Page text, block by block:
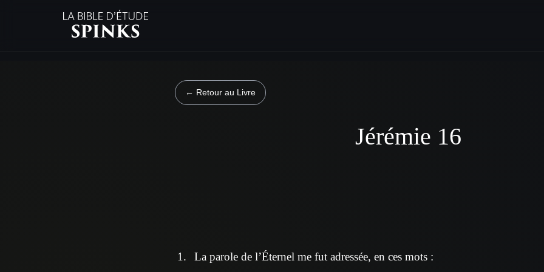
← Retour au Livre
Jérémie 16
La parole de l’Éternel me fut adressée, en ces mots :